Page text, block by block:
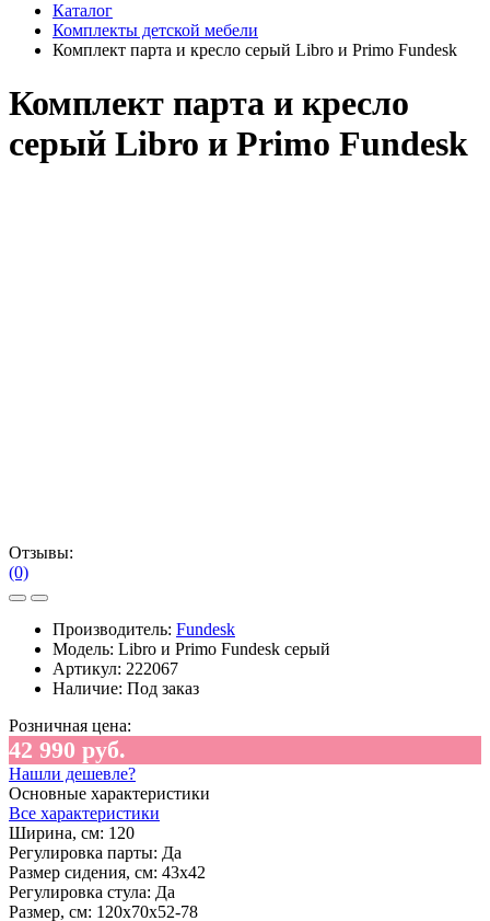
Каталог
Комплекты детской мебели
Комплект парта и кресло серый Libro и Primo Fundesk
Комплект парта и кресло
серый Libro и Primo Fundesk
Отзывы:
(0)
Производитель: Fundesk
Модель: Libro и Primo Fundesk серый
Артикул: 222067
Наличие: Под заказ
Розничная цена:
42 990 руб.
Нашли дешевле?
Основные характеристики
Все характеристики
Ширина, см: 120
Регулировка парты: Да
Размер сидения, см: 43х42
Регулировка стула: Да
Размер, см: 120x70x52-78